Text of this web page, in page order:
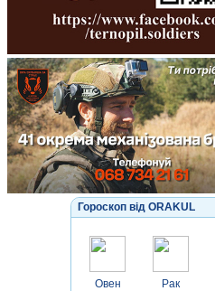
Гороскоп від ORAKUL
Овен Рак